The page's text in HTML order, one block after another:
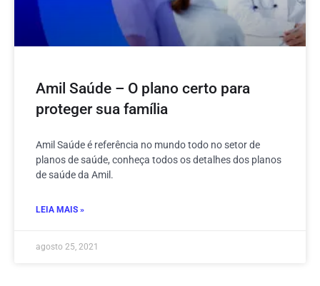
Amil Saúde – O plano certo para
proteger sua família
Amil Saúde é referência no mundo todo no setor de
planos de saúde, conheça todos os detalhes dos planos
de saúde da Amil.
LEIA MAIS »
agosto 25, 2021